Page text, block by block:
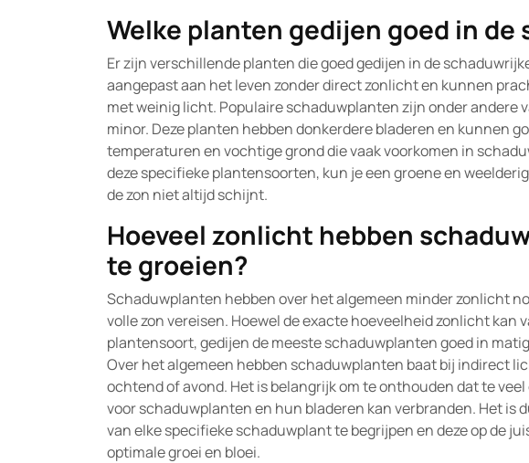
Welke planten gedijen goed in de
Er zijn verschillende planten die goed gedijen in de
aangepast aan het leven zonder direct zonlicht en kunnen
met weinig licht. Populaire schaduwplanten zijn onder andere
minor. Deze planten hebben donkerdere bladeren en kunnen
temperaturen en vochtige grond die vaak voorkomen in
deze specifieke plantensoorten, kun je een groene en
de zon niet altijd schijnt.
Hoeveel zonlicht hebben
te groeien?
Schaduwplanten hebben over het algemeen minder zonlicht
volle zon vereisen. Hoewel de exacte hoeveelheid zonlicht kan
plantensoort, gedijen de meeste schaduwplanten goed in
Over het algemeen hebben schaduwplanten baat bij indirect
ochtend of avond. Het is belangrijk om te onthouden dat te
voor schaduwplanten en hun bladeren kan verbranden. Het is
van elke specifieke schaduwplant te begrijpen en deze op de
optimale groei en bloei.